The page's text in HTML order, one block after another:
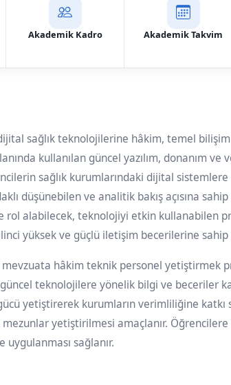
Akademik Kadro Akademik Takvim
sağlık teknolojilerine hâkim, temel
kullanılan güncel yazılım, donanım
sağlık kurumlarındaki dijital
düşünebilen ve analitik bakış açısına
alabilecek, teknolojiyi etkin kullanabilen
yüksek ve güçlü iletişim becerilerine sahip
hâkim teknik personel yetiştirmek
teknolojilere yönelik bilgi ve beceriler
yetiştirerek kurumların verimliliğine katkı
yetiştirilmesi amaçlanır.
sağlanır.